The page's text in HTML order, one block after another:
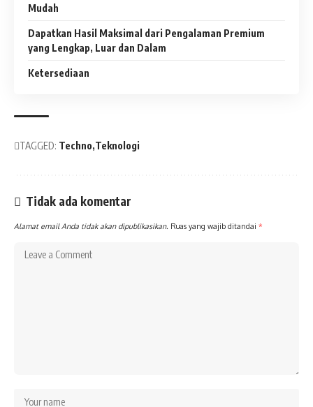
Mudah
Dapatkan Hasil Maksimal dari Pengalaman Premium
yang Lengkap, Luar dan Dalam
Ketersediaan
TAGGED: Techno Teknologi
Tidak ada komentar
Alamat email Anda tidak akan dipublikasikan. Ruas yang wajib ditandai *